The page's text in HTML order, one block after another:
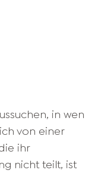
in wen
von einer
ihr
nicht teilt, ist